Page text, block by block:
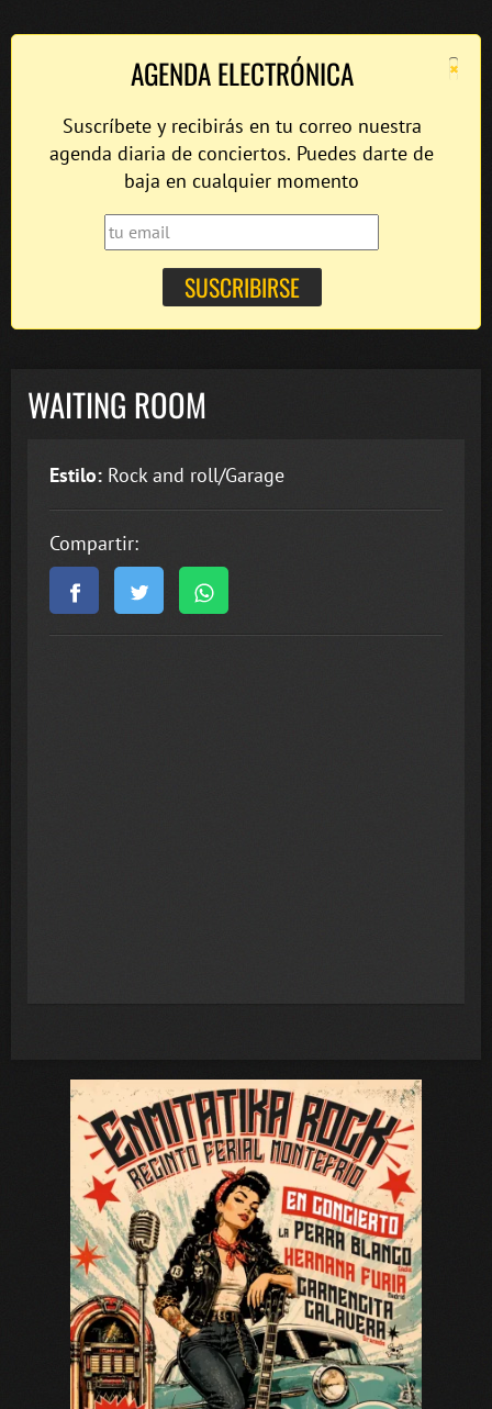
×
AGENDA ELECTRÓNICA
Suscríbete y recibirás en tu correo nuestra
agenda diaria de conciertos. Puedes darte de
baja en cualquier momento
WAITING ROOM
Estilo: Rock and roll/Garage
Compartir: